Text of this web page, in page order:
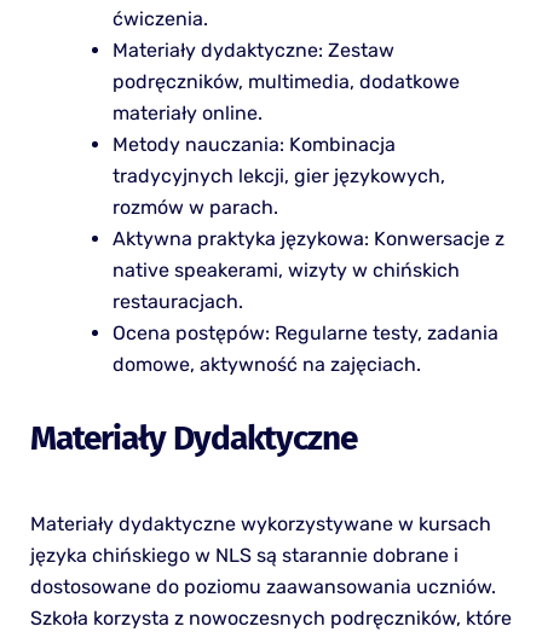
ćwiczenia.
Materiały dydaktyczne: Zestaw
podręczników, multimedia, dodatkowe
materiały online.
Metody nauczania: Kombinacja
tradycyjnych lekcji, gier językowych,
rozmów w parach.
Aktywna praktyka językowa: Konwersacje z
native speakerami, wizyty w chińskich
restauracjach.
Ocena postępów: Regularne testy, zadania
domowe, aktywność na zajęciach.
Materiały Dydaktyczne
Materiały dydaktyczne wykorzystywane w kursach
języka chińskiego w NLS są starannie dobrane i
dostosowane do poziomu zaawansowania uczniów.
Szkoła korzysta z nowoczesnych podręczników, które